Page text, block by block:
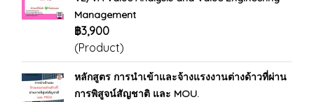
Management
฿3,900
(Product)
หลักสูตร การนำเข้าและจ้างแรงงานต่างด้าวที่ผ่าน
การพิสูจน์สัญชาติ และ MOU.